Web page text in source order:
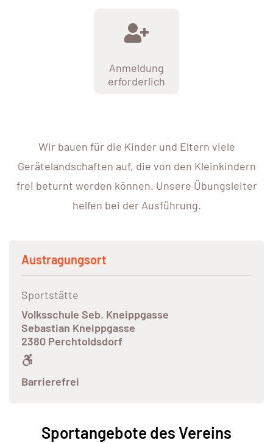
Anmeldung
erforderlich
Wir bauen für die Kinder und Eltern viele
Gerätelandschaften auf, die von den Kleinkindern
frei beturnt werden können. Unsere Übungsleiter
helfen bei der Ausführung.
Austragungsort
Sportstätte
Volksschule Seb. Kneippgasse
Sebastian Kneippgasse
2380 Perchtoldsdorf
Barrierefrei
Sportangebote des Vereins